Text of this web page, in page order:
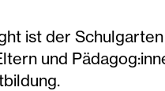
ist der
und